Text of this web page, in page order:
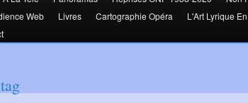
Web Livres Cartographie Opéra L'Art Lyrique
tag